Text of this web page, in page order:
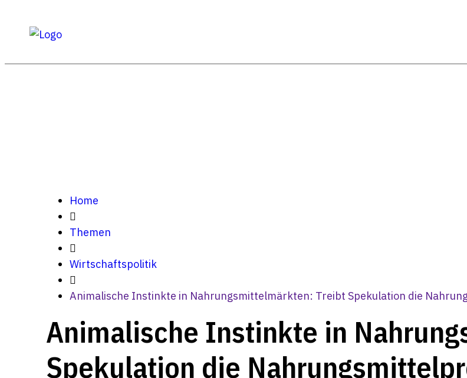
Home
Themen
Wirtschaftspolitik
Animalische Instinkte in Nahrungsmittelmärkten: Treibt Spekulation die
Animalische Instinkte in
Spekulation die